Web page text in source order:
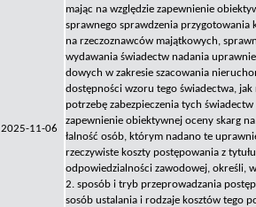
2025-11-06
mając na względzie zapewnienie
sprawnego sprawdzenia przygotowania
na rzeczoznawców majątkowych,
wydawania świadectw nadania
dowych w zakresie szacowania
dostępności wzoru tego świadectwa, jak
potrzebę zabezpieczenia tych świadectw
zapewnienie obiektywnej oceny skarg
łalność osób, którym nadano te
rzeczywiste koszty postępowania z tytułu
odpowiedzialności zawodowej, określi,
2. sposób i tryb przeprowadzania
sosób ustalania i rodzaje kosztów tego